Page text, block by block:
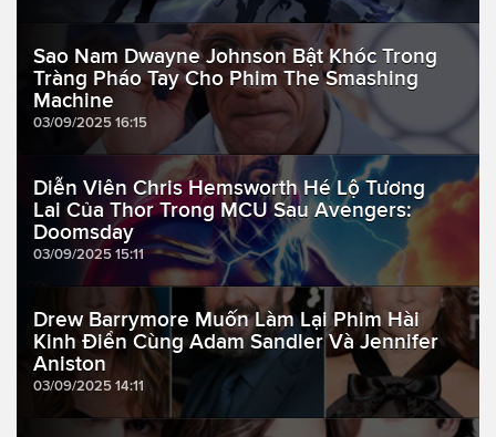
Sao Nam Dwayne Johnson Bật Khóc Trong
Tràng Pháo Tay Cho Phim The Smashing
Machine
03/09/2025 16:15
Diễn Viên Chris Hemsworth Hé Lộ Tương
Lai Của Thor Trong MCU Sau Avengers:
Doomsday
03/09/2025 15:11
Drew Barrymore Muốn Làm Lại Phim Hài
Kinh Điển Cùng Adam Sandler Và Jennifer
Aniston
03/09/2025 14:11